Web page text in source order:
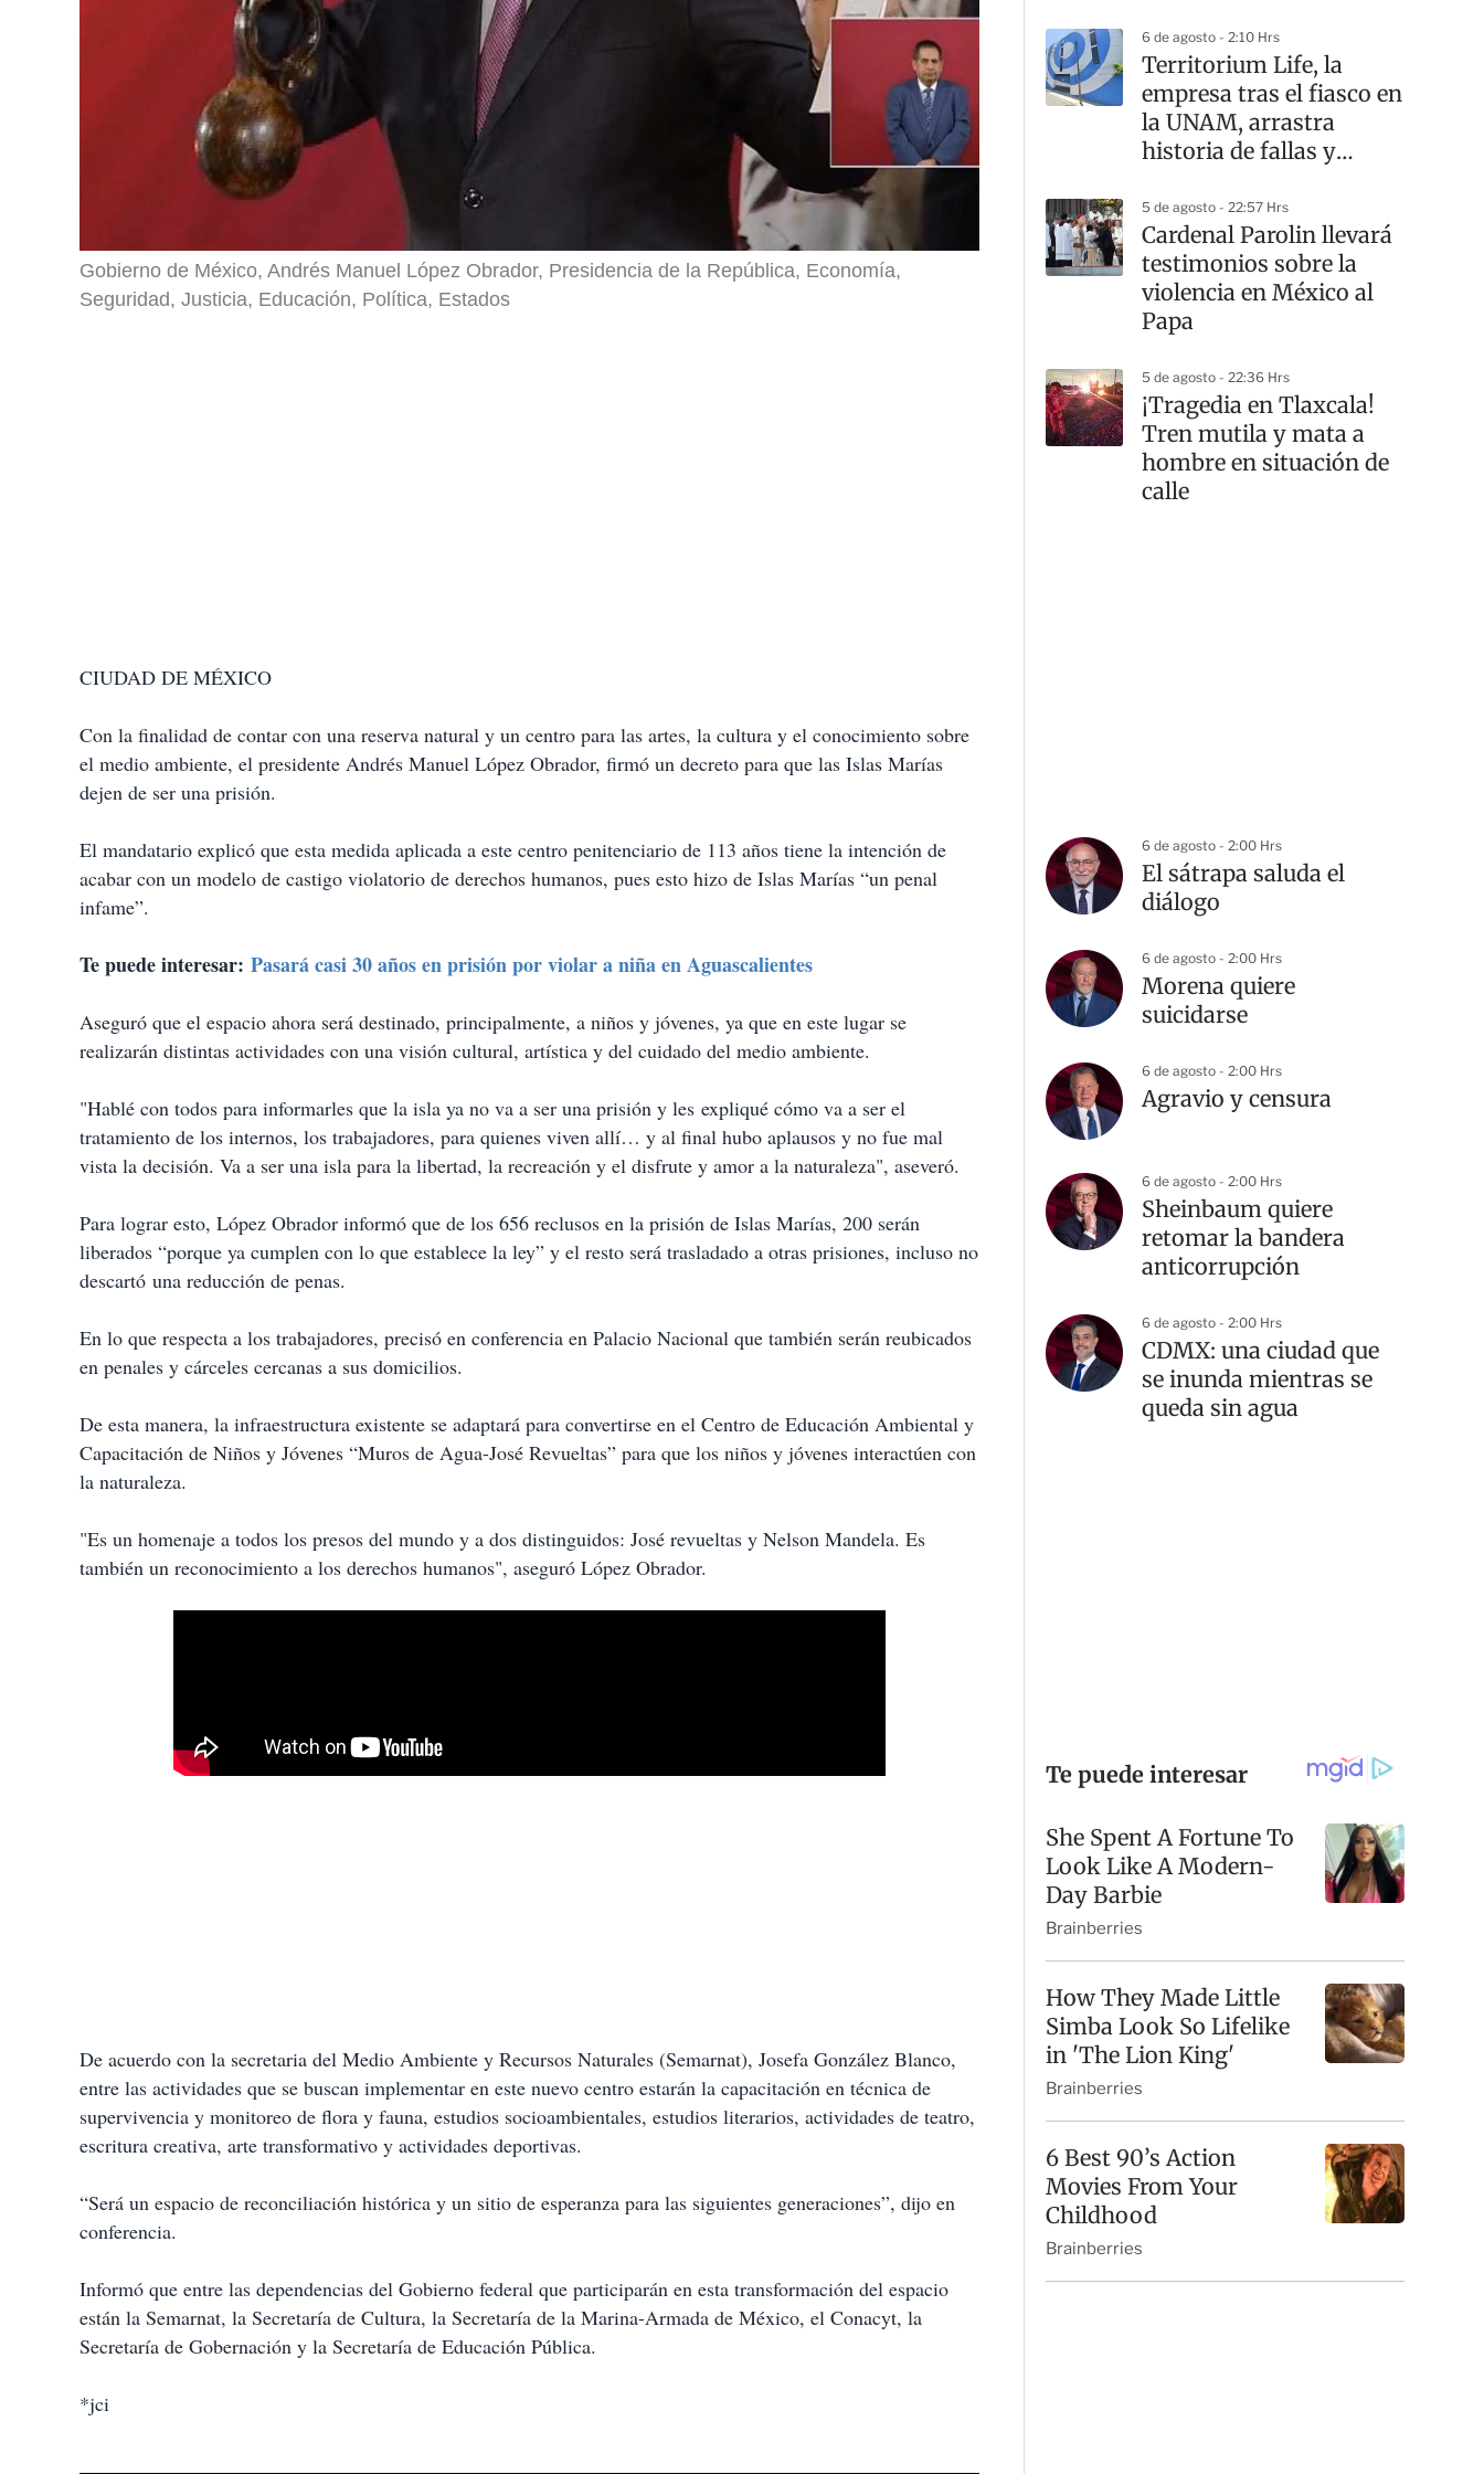
Gobierno de México, Andrés Manuel López Obrador, Presidencia de la República, Economía,
Seguridad, Justicia, Educación, Política, Estados
CIUDAD DE MÉXICO
Con la finalidad de contar con una reserva natural y un centro para las artes, la cultura y el conocimiento sobre
el medio ambiente, el presidente Andrés Manuel López Obrador, firmó un decreto para que las Islas Marías
dejen de ser una prisión.
El mandatario explicó que esta medida aplicada a este centro penitenciario de 113 años tiene la intención de
acabar con un modelo de castigo violatorio de derechos humanos, pues esto hizo de Islas Marías “un penal
infame”.
Te puede interesar: Pasará casi 30 años en prisión por violar a niña en Aguascalientes
Aseguró que el espacio ahora será destinado, principalmente, a niños y jóvenes, ya que en este lugar se
realizarán distintas actividades con una visión cultural, artística y del cuidado del medio ambiente.
"Hablé con todos para informarles que la isla ya no va a ser una prisión y les expliqué cómo va a ser el
tratamiento de los internos, los trabajadores, para quienes viven allí… y al final hubo aplausos y no fue mal
vista la decisión. Va a ser una isla para la libertad, la recreación y el disfrute y amor a la naturaleza", aseveró.
Para lograr esto, López Obrador informó que de los 656 reclusos en la prisión de Islas Marías, 200 serán
liberados “porque ya cumplen con lo que establece la ley” y el resto será trasladado a otras prisiones, incluso no
descartó una reducción de penas.
En lo que respecta a los trabajadores, precisó en conferencia en Palacio Nacional que también serán reubicados
en penales y cárceles cercanas a sus domicilios.
De esta manera, la infraestructura existente se adaptará para convertirse en el Centro de Educación Ambiental y
Capacitación de Niños y Jóvenes “Muros de Agua-José Revueltas” para que los niños y jóvenes interactúen con
la naturaleza.
"Es un homenaje a todos los presos del mundo y a dos distinguidos: José revueltas y Nelson Mandela. Es
también un reconocimiento a los derechos humanos", aseguró López Obrador.
De acuerdo con la secretaria del Medio Ambiente y Recursos Naturales (Semarnat), Josefa González Blanco,
entre las actividades que se buscan implementar en este nuevo centro estarán la capacitación en técnica de
supervivencia y monitoreo de flora y fauna, estudios socioambientales, estudios literarios, actividades de teatro,
escritura creativa, arte transformativo y actividades deportivas.
“Será un espacio de reconciliación histórica y un sitio de esperanza para las siguientes generaciones”, dijo en
conferencia.
Informó que entre las dependencias del Gobierno federal que participarán en esta transformación del espacio
están la Semarnat, la Secretaría de Cultura, la Secretaría de la Marina-Armada de México, el Conacyt, la
Secretaría de Gobernación y la Secretaría de Educación Pública.
*jci
6 de agosto - 2:10 Hrs
Territorium Life, la
empresa tras el fiasco en
la UNAM, arrastra
historia de fallas y
5 de agosto - 22:57 Hrs
Cardenal Parolin llevará
testimonios sobre la
violencia en México al
Papa
5 de agosto - 22:36 Hrs
¡Tragedia en Tlaxcala!
Tren mutila y mata a
hombre en situación de
calle
6 de agosto - 2:00 Hrs
El sátrapa saluda el
diálogo
6 de agosto - 2:00 Hrs
Morena quiere
suicidarse
6 de agosto - 2:00 Hrs
Agravio y censura
6 de agosto - 2:00 Hrs
Sheinbaum quiere
retomar la bandera
anticorrupción
6 de agosto - 2:00 Hrs
CDMX: una ciudad que
se inunda mientras se
queda sin agua